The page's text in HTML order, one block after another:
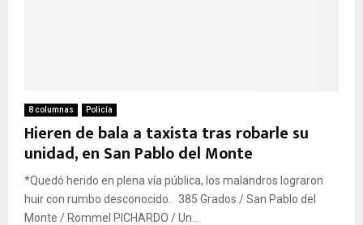
8 columnas Policía
Hieren de bala a taxista tras robarle su
unidad, en San Pablo del Monte
*Quedó herido en plena vía pública, los malandros lograron
huir con rumbo desconocido. 385 Grados / San Pablo del
Monte / Rommel PICHARDO / Un...